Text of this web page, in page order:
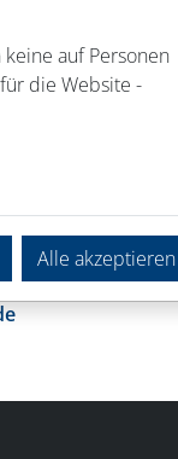
für Kinder
des
dem Titel
Prävention neu
nähere Infos auf
und zur
Programmflyer
E-Mailadresse:
auf Personen
die Website -
Alle akzeptieren